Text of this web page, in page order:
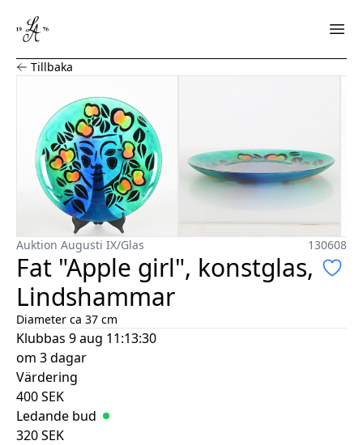
Fat "Apple girl", konstglas, Lindshammar
Tillbaka
Auktion Augusti IX/Glas 130608
Fat "Apple girl", konstglas,
Lindshammar
Diameter ca 37 cm
Klubbas 9 aug 11:13:30
om 3 dagar
Värdering
400SEK
Ledande bud
320SEK